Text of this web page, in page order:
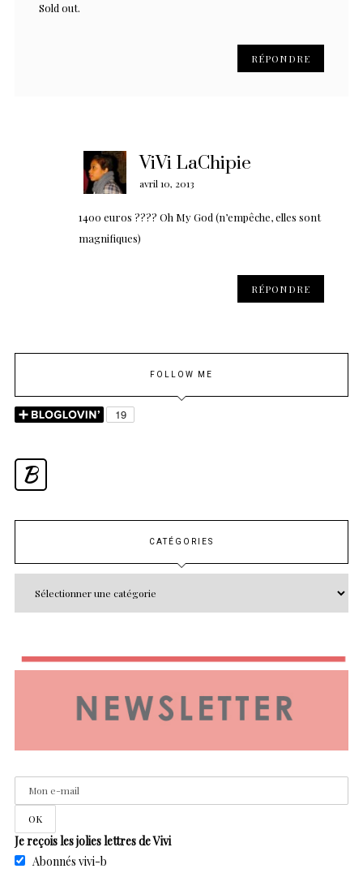
Sold out.
RÉPONDRE
ViVi LaChipie
avril 10, 2013
1400 euros ???? Oh My God (n’empêche, elles sont
magnifiques)
RÉPONDRE
FOLLOW ME
B
CATÉGORIES
Je reçois les jolies lettres de Vivi
Abonnés vivi-b